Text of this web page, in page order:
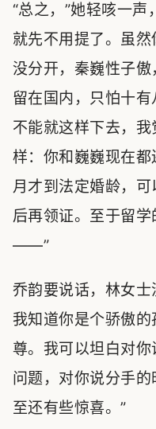
“总之，”她轻咳一声
就先不用提了。虽
没分开，秦巍性子
留在国内，只怕十
不能就这样下去，
样：你和巍巍现在
月才到法定婚龄，
后再领证。至于留
——”
乔韵要说话，林女士
我知道你是个骄傲
尊。我可以坦白对
问题，对你说分手
至还有些惊喜。”